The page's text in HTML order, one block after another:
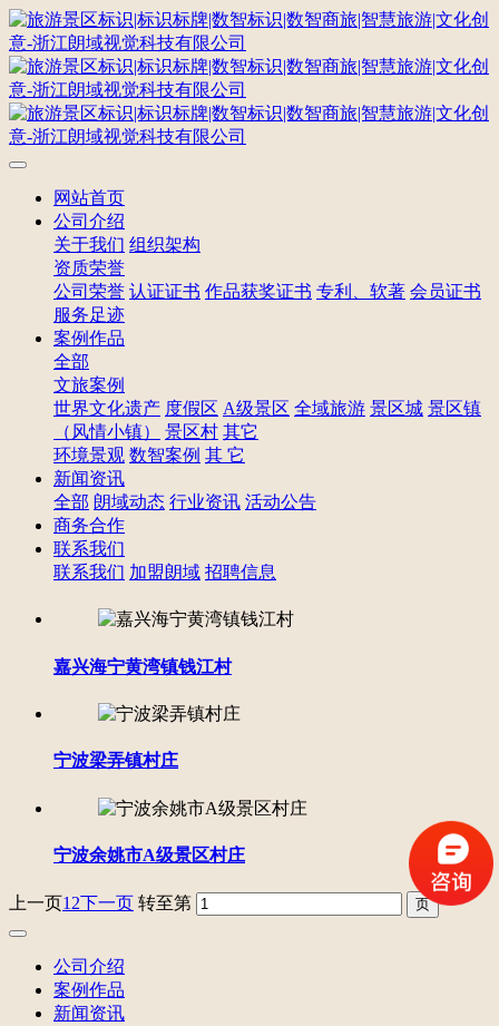
网站首页
公司介绍
关于我们 组织架构
资质荣誉
公司荣誉 认证证书 作品获奖证书 专利、软著 会员证书
服务足迹
案例作品
全部
文旅案例
世界文化遗产 度假区 A级景区 全域旅游 景区城 景区镇
（风情小镇）
景区村 其它
环境景观 数智案例 其 它
新闻资讯
全部 朗域动态 行业资讯 活动公告
商务合作
联系我们
联系我们 加盟朗域 招聘信息
嘉兴海宁黄湾镇钱江村
宁波梁弄镇村庄
宁波余姚市A级景区村庄
上一页1 2下一页 转至第
公司介绍
案例作品
新闻资讯